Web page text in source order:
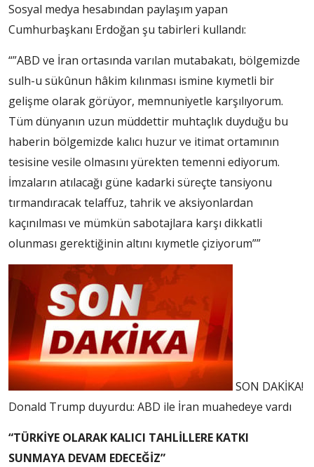
Sosyal medya hesabından paylaşım yapan
Cumhurbaşkanı Erdoğan şu tabirleri kullandı:
“”ABD ve İran ortasında varılan mutabakatı, bölgemizde
sulh-u sükûnun hâkim kılınması ismine kıymetli bir
gelişme olarak görüyor, memnuniyetle karşılıyorum.
Tüm dünyanın uzun müddettir muhtaçlık duyduğu bu
haberin bölgemizde kalıcı huzur ve itimat ortamının
tesisine vesile olmasını yürekten temenni ediyorum.
İmzaların atılacağı güne kadarki süreçte tansiyonu
tırmandıracak telaffuz, tahrik ve aksiyonlardan
kaçınılması ve mümkün sabotajlara karşı dikkatli
olunması gerektiğinin altını kıymetle çiziyorum””
SON DAKİKA!
Donald Trump duyurdu: ABD ile İran muahedeye vardı
“TÜRKİYE OLARAK KALICI TAHLİLLERE KATKI
SUNMAYA DEVAM EDECEĞİZ”